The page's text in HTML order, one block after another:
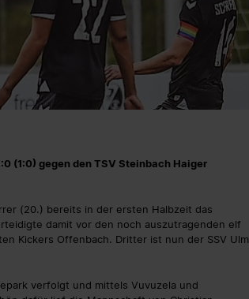
(1:0) gegen den TSV Steinbach Haiger
(20.) bereits in der ersten Halbzeit das
damit vor den noch auszutragenden elf
Kickers Offenbach. Dritter ist nun der SSV Ulm
verfolgt und mittels Vuvuzela und